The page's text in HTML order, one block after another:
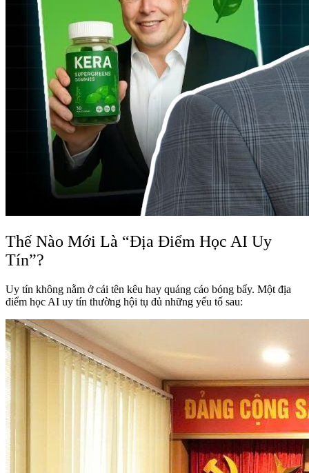
Thế Nào Mới Là “Địa Điểm Học AI Uy
Tín”?
Uy tín không nằm ở cái tên kêu hay quảng cáo bóng bẩy. Một địa
điểm học AI uy tín thường hội tụ đủ những yếu tố sau: